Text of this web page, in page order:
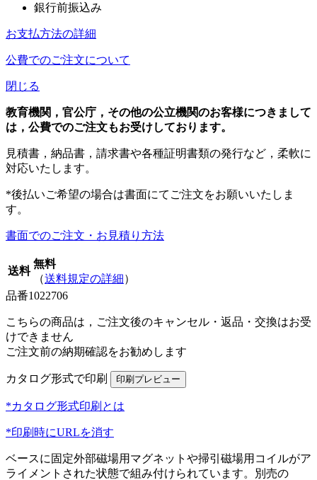
銀行前振込み
お支払方法の詳細
公費でのご注文について
閉じる
教育機関，官公庁，その他の公立機関のお客様につきまして
は，公費でのご注文もお受けしております。
見積書，納品書，請求書や各種証明書類の発行など，柔軟に
対応いたします。
*後払いご希望の場合は書面にてご注文をお願いいたしま
す。
書面でのご注文・お見積り方法
送料
無料
（送料規定の詳細）
品番1022706
こちらの商品は，ご注文後のキャンセル・返品・交換はお受
けできません
ご注文前の納期確認をお勧めします
カタログ形式で印刷
*カタログ形式印刷とは
*印刷時にURLを消す
ベースに固定外部磁場用マグネットや掃引磁場用コイルがア
ライメントされた状態で組み付けられています。別売の